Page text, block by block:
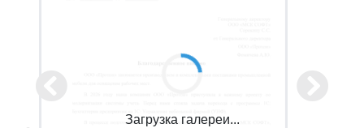
Загрузка галереи...